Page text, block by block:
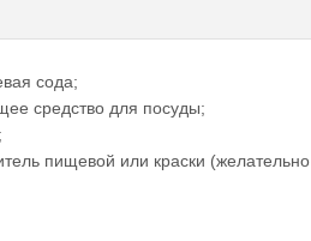
сода;
средство для посуды;
пищевой или краски